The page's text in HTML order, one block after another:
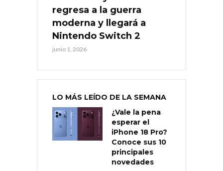
regresa a la guerra
moderna y llegará a
Nintendo Switch 2
junio 1, 2026
LO MÁS LEÍDO DE LA SEMANA
¿Vale la pena
esperar el
iPhone 18 Pro?
Conoce sus 10
principales
novedades